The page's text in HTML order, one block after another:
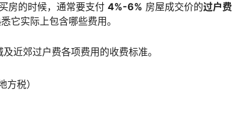
房的时候，通常要支付 4%-6% 房屋成交价的过户费
它实际上包含哪些费用。
近郊过户费各项费用的收费标准。
税）